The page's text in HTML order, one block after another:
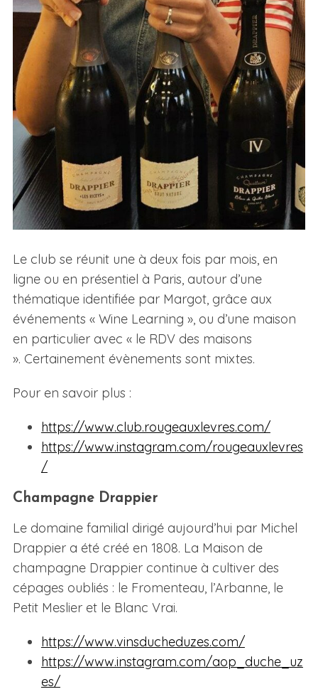
Le club se réunit une à deux fois par mois, en
ligne ou en présentiel à Paris, autour d’une
thématique identifiée par Margot, grâce aux
événements « Wine Learning », ou d’une maison
en particulier avec « le RDV des maisons
». Certainement évènements sont mixtes.
Pour en savoir plus :
https://www.club.rougeauxlevres.com/
https://www.instagram.com/rougeauxlevres
/
Champagne Drappier
Le domaine familial dirigé aujourd’hui par Michel
Drappier a été créé en 1808. La Maison de
champagne Drappier continue à cultiver des
cépages oubliés : le Fromenteau, l’Arbanne, le
Petit Meslier et le Blanc Vrai.
https://www.vinsducheduzes.com/
https://www.instagram.com/aop_duche_uz
es/